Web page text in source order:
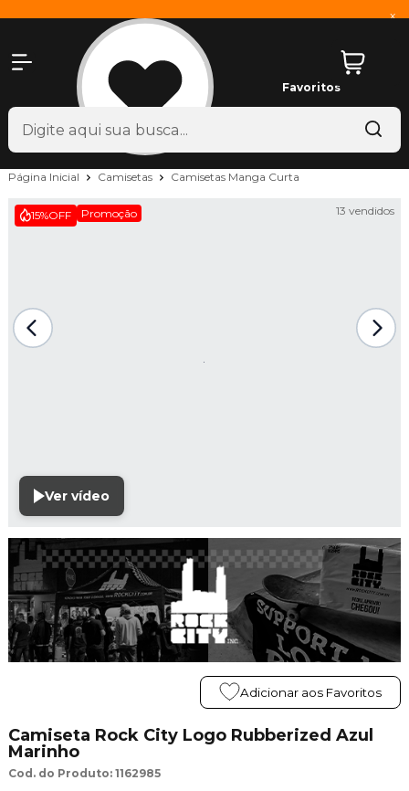
x
Favoritos
Página Inicial Camisetas Camisetas Manga Curta
15%OFF Promoção 13 vendidos
Ver vídeo
Adicionar aos Favoritos
Camiseta Rock City Logo Rubberized Azul
Marinho
Cod. do Produto: 1162985